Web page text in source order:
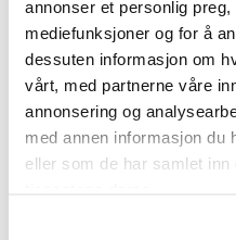
annonser et personlig
mediefunksjoner og for å
dessuten informasjon om
vårt, med partnerne våre
annonsering og
med annen informasjon du
eller som de har samlet inn
Für Naturliebhaber
Möglichkeiten:
Kajaktouren auf dem
ein hautnahes
Folgefonni
Siehe mehr
Aktivitäten